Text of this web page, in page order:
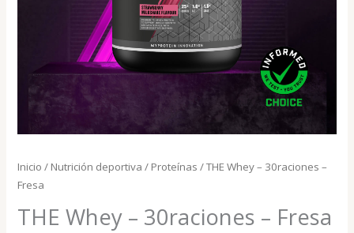
Inicio / Nutrición deportiva / Proteínas / THE Whey – 30raciones –
Fresa
THE Whey – 30raciones – Fresa